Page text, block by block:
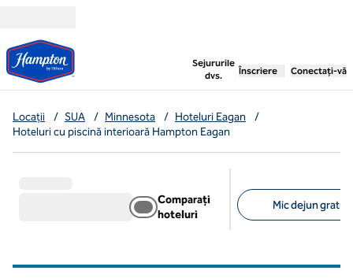
Sejururile
dvs.
, deschide o filă nouă
Înscriere Conectați-vă
Locații / SUA / Minnesota / Hoteluri Eagan
/
Hoteluri cu piscină interioară Hampton Eagan
Comparați
hoteluri
Mic dejun